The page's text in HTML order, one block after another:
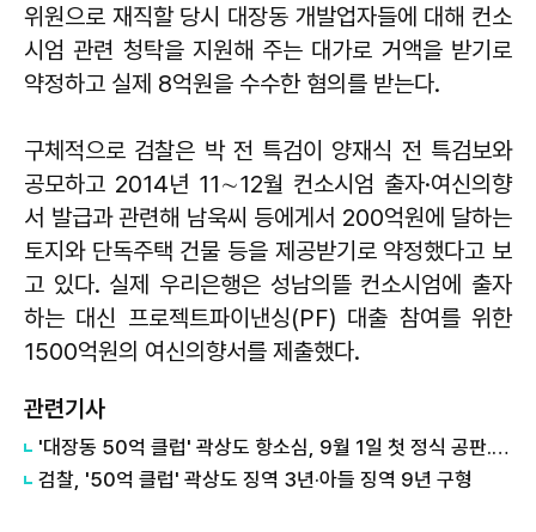
위원으로 재직할 당시 대장동 개발업자들에 대해 컨소
시엄 관련 청탁을 지원해 주는 대가로 거액을 받기로
약정하고 실제 8억원을 수수한 혐의를 받는다.
구체적으로 검찰은 박 전 특검이 양재식 전 특검보와
공모하고 2014년 11∼12월 컨소시엄 출자·여신의향
서 발급과 관련해 남욱씨 등에게서 200억원에 달하는
토지와 단독주택 건물 등을 제공받기로 약정했다고 보
고 있다. 실제 우리은행은 성남의뜰 컨소시엄에 출자
하는 대신 프로젝트파이낸싱(PF) 대출 참여를 위한
1500억원의 여신의향서를 제출했다.
관련기사
'대장동 50억 클럽' 곽상도 항소심, 9월 1일 첫 정식 공판...증거 능력 놓고 정면충돌
검찰, '50억 클럽' 곽상도 징역 3년·아들 징역 9년 구형